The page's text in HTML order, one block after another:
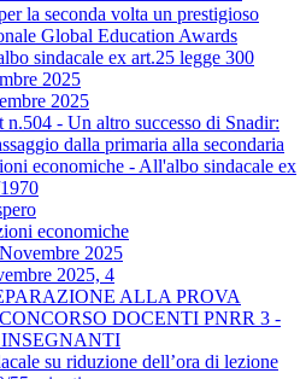
la seconda volta un prestigioso
Global Education Awards
sindacale ex art.25 legge 300
2025
2025
n.504 - Un altro successo di Snadir:
dalla primaria alla secondaria
economiche - All'albo sindacale ex
economiche
2025
2025, 4
ALLA PROVA
DOCENTI PNRR 3 -
su riduzione dell’ora di lezione